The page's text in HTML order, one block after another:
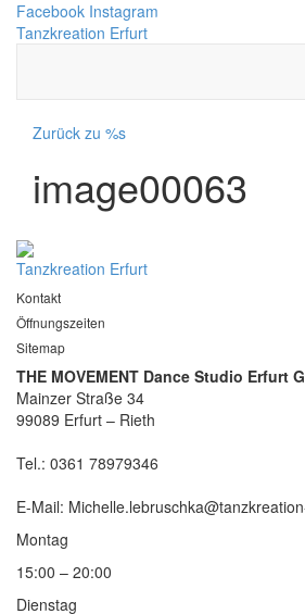
Facebook Instagram
Tanzkreation Erfurt
Zurück zu %s
image00063
Tanzkreation Erfurt
Kontakt
Öffnungszeiten
Sitemap
THE MOVEMENT Dance Studio Erfurt
Mainzer Straße 34
99089 Erfurt – Rieth
Tel.: 0361 78979346
E-Mail:
Montag
15:00 – 20:00
Dienstag